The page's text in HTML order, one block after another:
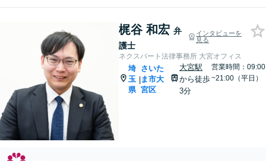
梶谷 和宏 弁
護士
インタビューを
見る
ネクスパート法律事務所 大宮オフィス
埼
玉
県
|
さいた
ま市大
宮区
大宮駅
から徒歩
3分
営業時間：09:00
~21:00（平日）